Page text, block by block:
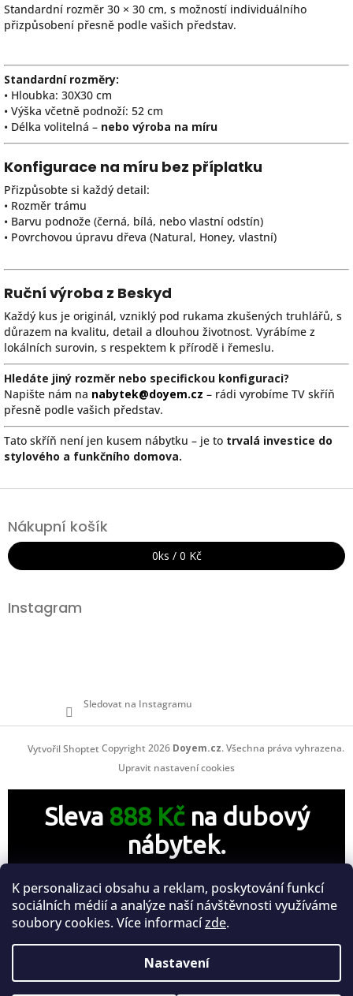
K personalizaci obsahu a reklam, poskytování funkcí
sociálních médií a analýze naší návštěvnosti využíváme
soubory cookies. Více informacízde.
Nastavení
Standardní rozměr 30 × 30 cm, s možností individuálního
přizpůsobení přesně podle vašich představ.
Standardní rozměry:
• Hloubka: 30X30 cm
• Výška včetně podnoží: 52 cm
• Délka volitelná – nebo výroba na míru
Konfigurace na míru bez příplatku
Přizpůsobte si každý detail:
• Rozměr trámu
• Barvu podnože (černá, bílá, nebo vlastní odstín)
• Povrchovou úpravu dřeva (Natural, Honey, vlastní)
Ruční výroba z Beskyd
Každý kus je originál, vzniklý pod rukama zkušených truhlářů, s
důrazem na kvalitu, detail a dlouhou životnost. Vyrábíme z
lokálních surovin, s respektem k přírodě i řemeslu.
Hledáte jiný rozměr nebo specifickou konfiguraci?
Napište nám na nabytek@doyem.cz – rádi vyrobíme TV skříň
přesně podle vašich představ.
Tato skříň není jen kusem nábytku – je to trvalá investice do
stylového a funkčního domova.
Z
p
a
Nákupní košík
0ks / 0 Kč
Instagram
Sledovat na Instagramu
Vytvořil Shoptet Copyright 2026 Doyem.cz. Všechna práva vyhrazena.
Upravit nastavení cookies
Sleva 888 Kčna dubový
nábytek.
Zanechte nám svůj e-mail a získejte slevový kód v
hodnotě 888 Kč na celou Vaši objednávku.
Chci slevový kód